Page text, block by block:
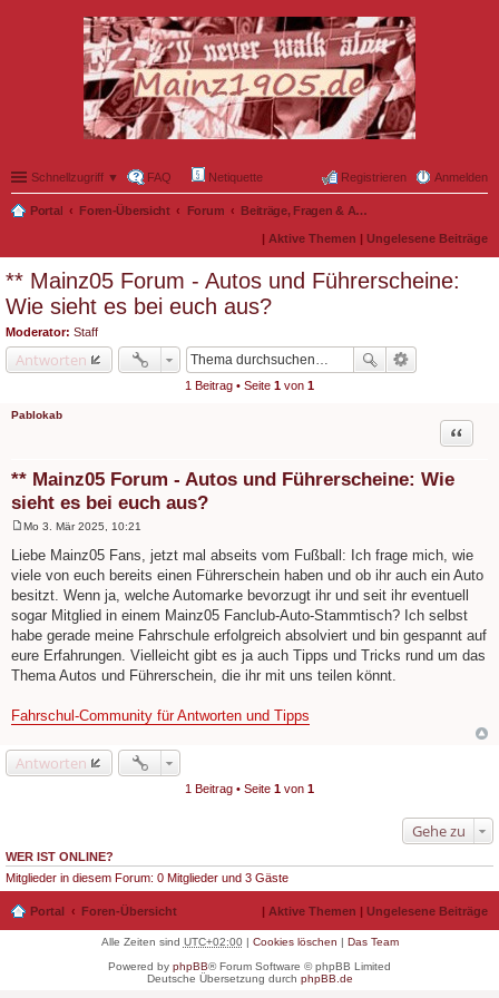
Schnellzugriff ▼ FAQ Netiquette Anmelden
Registrieren
Portal Foren-Übersicht Forum Beiträge, Fragen & Ankündigungen rund um's Forum
| Aktive Themen | Ungelesene Beiträge
** Mainz05 Forum - Autos und Führerscheine:
Wie sieht es bei euch aus?
Moderator: Staff
Antworten
1 Beitrag • Seite 1 von 1
Pablokab
** Mainz05 Forum - Autos und Führerscheine: Wie
sieht es bei euch aus?
Zitat
i
t
a
g
Mo 3. Mär 2025, 10:21
Liebe Mainz05 Fans, jetzt mal abseits vom Fußball: Ich frage mich, wie
viele von euch bereits einen Führerschein haben und ob ihr auch ein Auto
besitzt. Wenn ja, welche Automarke bevorzugt ihr und seit ihr eventuell
sogar Mitglied in einem Mainz05 Fanclub-Auto-Stammtisch? Ich selbst
habe gerade meine Fahrschule erfolgreich absolviert und bin gespannt auf
eure Erfahrungen. Vielleicht gibt es ja auch Tipps und Tricks rund um das
Thema Autos und Führerschein, die ihr mit uns teilen könnt.
Fahrschul-Community für Antworten und Tipps
Antworten
1 Beitrag • Seite 1 von 1
Gehe zu
WER IST ONLINE?
Mitglieder in diesem Forum: 0 Mitglieder und 3 Gäste
Portal Foren-Übersicht | Aktive Themen | Ungelesene Beiträge
Alle Zeiten sind UTC+02:00| Cookies löschen | Das Team
Powered by phpBB® Forum Software © phpBB Limited
Deutsche Übersetzung durch phpBB.de